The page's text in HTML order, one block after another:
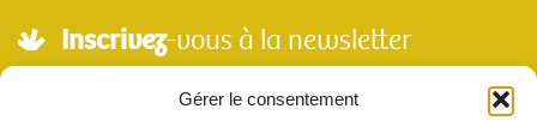
Gérer le consentement
Inscrivez-vous à la newsletter